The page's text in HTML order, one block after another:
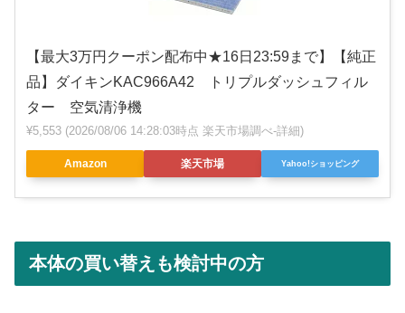
【最大3万円クーポン配布中★16日23:59まで】【純正
品】ダイキンKAC966A42 トリプルダッシュフィル
ター 空気清浄機
¥5,553 (2026/08/06 14:28:03時点 楽天市場調べ-詳細)
Amazon 楽天市場 Yahoo!ショッピング
本体の買い替えも検討中の方